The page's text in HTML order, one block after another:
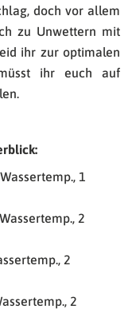
doch vor allem
zu Unwettern mit
ihr zur optimalen
ihr euch auf
1
2
2
2